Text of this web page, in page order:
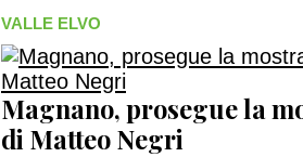
VALLE ELVO
Magnano, prosegue la
di Matteo Negri